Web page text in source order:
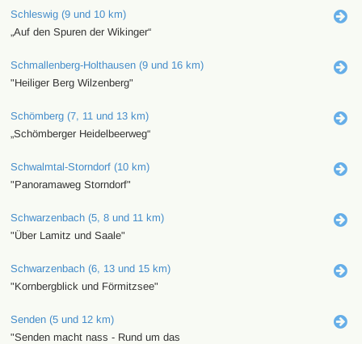
Schleswig (9 und 10 km)
„Auf den Spuren der Wikinger“
Schmallenberg-Holthausen (9 und 16 km)
"Heiliger Berg Wilzenberg"
Schömberg (7, 11 und 13 km)
„Schömberger Heidelbeerweg“
Schwalmtal-Storndorf (10 km)
"Panoramaweg Storndorf"
Schwarzenbach (5, 8 und 11 km)
"Über Lamitz und Saale"
Schwarzenbach (6, 13 und 15 km)
"Kornbergblick und Förmitzsee"
Senden (5 und 12 km)
"Senden macht nass - Rund um das